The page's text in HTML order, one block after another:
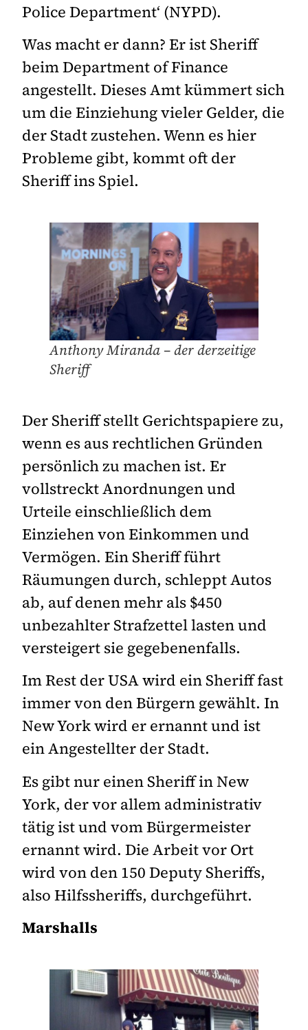
Police Department‘ (NYPD).
Was macht er dann? Er ist Sheriff
beim Department of Finance
angestellt. Dieses Amt kümmert sich
um die Einziehung vieler Gelder, die
der Stadt zustehen. Wenn es hier
Probleme gibt, kommt oft der
Sheriff ins Spiel.
Anthony Miranda – der derzeitige
Sheriff
Der Sheriff stellt Gerichtspapiere zu,
wenn es aus rechtlichen Gründen
persönlich zu machen ist. Er
vollstreckt Anordnungen und
Urteile einschließlich dem
Einziehen von Einkommen und
Vermögen. Ein Sheriff führt
Räumungen durch, schleppt Autos
ab, auf denen mehr als $450
unbezahlter Strafzettel lasten und
versteigert sie gegebenenfalls.
Im Rest der USA wird ein Sheriff fast
immer von den Bürgern gewählt. In
New York wird er ernannt und ist
ein Angestellter der Stadt.
Es gibt nur einen Sheriff in New
York, der vor allem administrativ
tätig ist und vom Bürgermeister
ernannt wird. Die Arbeit vor Ort
wird von den 150 Deputy Sheriffs,
also Hilfssheriffs, durchgeführt.
Marshalls